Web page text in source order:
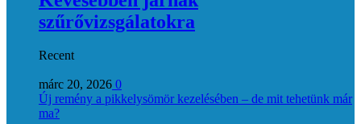
szűrővizsgálatokra
Recent
márc 20, 2026 0
Új remény a pikkelysömör kezelésében – de mit tehetünk már
ma?